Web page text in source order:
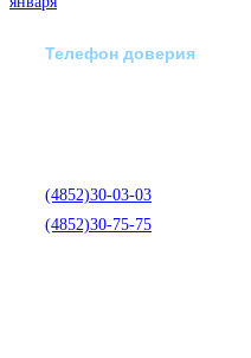
Телефон доверия
(4852)30-03-03
(4852)30-75-75